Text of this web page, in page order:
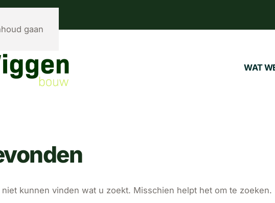
gaan
WAT
kunnen vinden wat u zoekt. Misschien helpt het om te zoeken.